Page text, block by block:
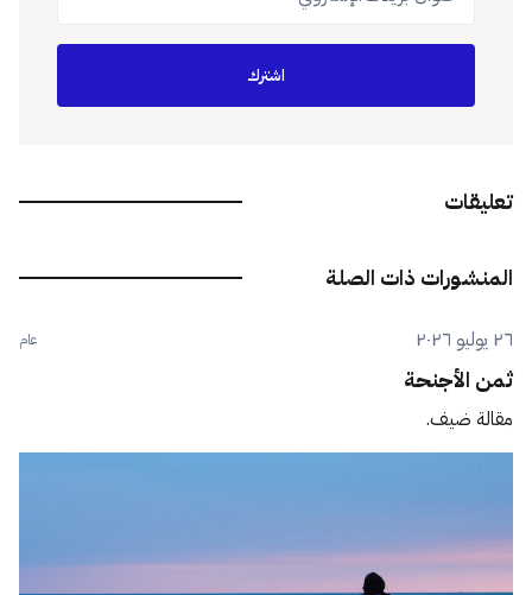
اشترك
تعليقات
المنشورات ذات الصلة
٢٦ يوليو ٢٠٢٦ عام
ثمن الأجنحة
مقالة ضيف.